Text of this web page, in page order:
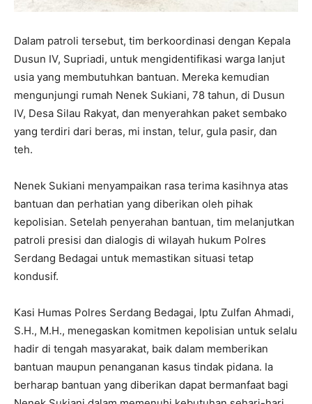
Dalam patroli tersebut, tim berkoordinasi dengan Kepala
Dusun IV, Supriadi, untuk mengidentifikasi warga lanjut
usia yang membutuhkan bantuan. Mereka kemudian
mengunjungi rumah Nenek Sukiani, 78 tahun, di Dusun
IV, Desa Silau Rakyat, dan menyerahkan paket sembako
yang terdiri dari beras, mi instan, telur, gula pasir, dan
teh.
Nenek Sukiani menyampaikan rasa terima kasihnya atas
bantuan dan perhatian yang diberikan oleh pihak
kepolisian. Setelah penyerahan bantuan, tim melanjutkan
patroli presisi dan dialogis di wilayah hukum Polres
Serdang Bedagai untuk memastikan situasi tetap
kondusif.
Kasi Humas Polres Serdang Bedagai, Iptu Zulfan Ahmadi,
S.H., M.H., menegaskan komitmen kepolisian untuk selalu
hadir di tengah masyarakat, baik dalam memberikan
bantuan maupun penanganan kasus tindak pidana. Ia
berharap bantuan yang diberikan dapat bermanfaat bagi